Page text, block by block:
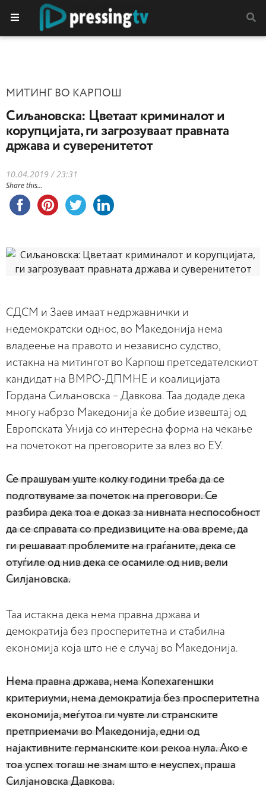
МИТИНГ ВО КАРПОШ
Сиљановска: Цветаат криминалот и
корупцијата, ги загрозуваат правната
држава и суверенитетот
10.04.2019 / 23:31
Share this...
СДСМ и Заев имаат недржавнички и
недемократски однос, во Македонија нема
владеење на правото и независно судство,
истакна на митингот во Карпош претседателскиот
кандидат на ВМРО-ДПМНЕ и коалицијата
Гордана Сиљановска – Давкова. Таа додаде дека
многу набрзо Македонија ќе добие извештај од
Европската Унија со интересна форма на чекање
на почетокот на преговорите за влез во ЕУ.
Се прашувам уште колку години треба да се
подготвуваме за почеток на преговори. Се
разбира дека тоа е доказ за нивната неспособност
да се справата со предизвиците на ова време, да
ги решаваат проблемите на граѓаните, дека се
отуѓиле од нив дека се осамиле од нив, вели
Силјановска.
Таа истакна дека нема правна држава и
демократија без просперитетна и стабилна
економија која што не е случај во Македонија.
Нема правна држава, нема Копехагеншки
критериуми, нема демократија без просперитетна
економија, меѓутоа ги чувте ли странските
претприемачи во Македонија, едни од
најактивните германските кои рекоа нула. Ако е
тоа успех тогаш не знам што е неуспех, праша
Силјановска Давкова.